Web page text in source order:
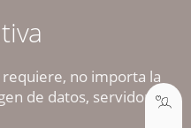
no importa la
de datos, servidores,
PM